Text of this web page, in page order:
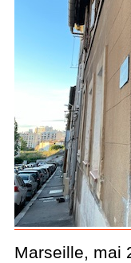
Marseille, mai